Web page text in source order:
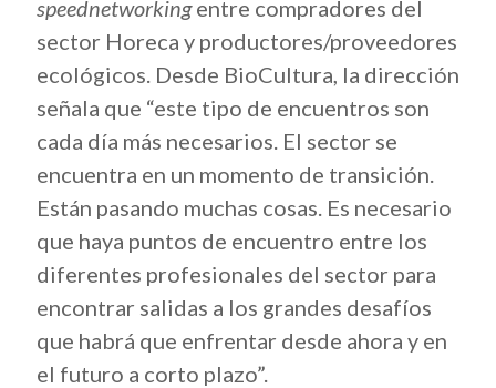
speednetworkingentre compradores del
sector Horeca y productores/proveedores
ecológicos. Desde BioCultura, la dirección
señala que “este tipo de encuentros son
cada día más necesarios. El sector se
encuentra en un momento de transición.
Están pasando muchas cosas. Es necesario
que haya puntos de encuentro entre los
diferentes profesionales del sector para
encontrar salidas a los grandes desafíos
que habrá que enfrentar desde ahora y en
el futuro a corto plazo”.